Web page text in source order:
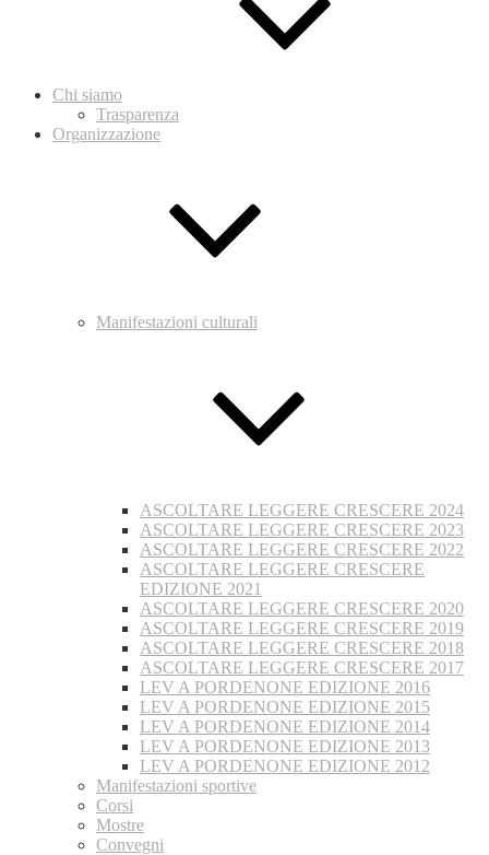
Chi siamo
Trasparenza
Organizzazione
Manifestazioni culturali
ASCOLTARE LEGGERE CRESCERE 2024
ASCOLTARE LEGGERE CRESCERE 2023
ASCOLTARE LEGGERE CRESCERE 2022
ASCOLTARE LEGGERE CRESCERE
EDIZIONE 2021
ASCOLTARE LEGGERE CRESCERE 2020
ASCOLTARE LEGGERE CRESCERE 2019
ASCOLTARE LEGGERE CRESCERE 2018
ASCOLTARE LEGGERE CRESCERE 2017
LEV A PORDENONE EDIZIONE 2016
LEV A PORDENONE EDIZIONE 2015
LEV A PORDENONE EDIZIONE 2014
LEV A PORDENONE EDIZIONE 2013
LEV A PORDENONE EDIZIONE 2012
Manifestazioni sportive
Corsi
Mostre
Convegni